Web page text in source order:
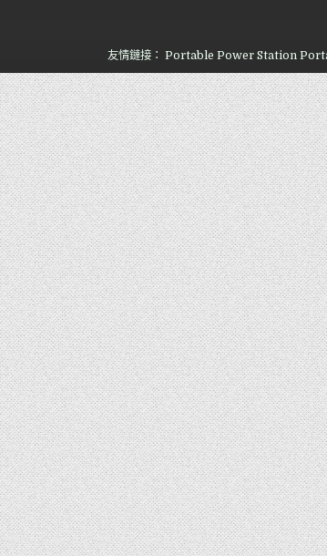
友情鏈接： Portable Power Station